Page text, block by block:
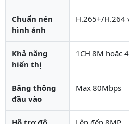
Chuẩn nén
hình ảnh
H.265+/H.264
Khả năng
hiển thị
1CH 8M hoặc
Băng thông
đầu vào
Max 80Mbps